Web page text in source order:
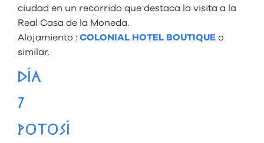
ciudad en un recorrido que destaca la visita a la
Real Casa de la Moneda.
Alojamiento : COLONIAL HOTEL BOUTIQUE o
similar.
DÍA
7
POTOSÍ